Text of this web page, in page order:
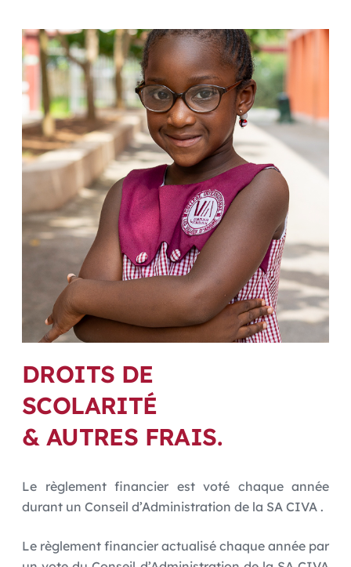
DROITS DE
SCOLARITÉ
& AUTRES FRAIS.
Le règlement financier est voté chaque année
durant un Conseil d’Administration de la SA CIVA .
Le règlement financier actualisé chaque année par